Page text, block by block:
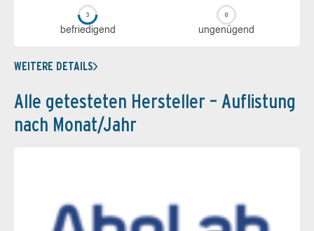
be­frie­di­gend un­ge­nü­gend
WEITERE DETAILS
Alle getesteten Hersteller – Auflistung
nach Monat/Jahr